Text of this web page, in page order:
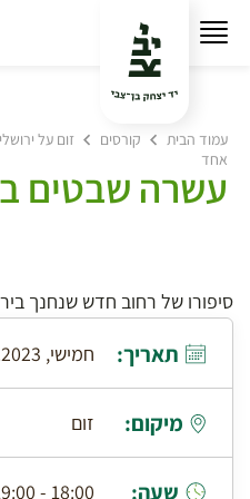
עמוד הבית קורסים זום על
אחד
עשרה שבטים
סיפורו של רחוב חדש שנחנך
תאריך: חמישי, 23.11.2023, י' בכסלו תשפ"ד
מיקום: זום
שעה: 18:00 - 19:00